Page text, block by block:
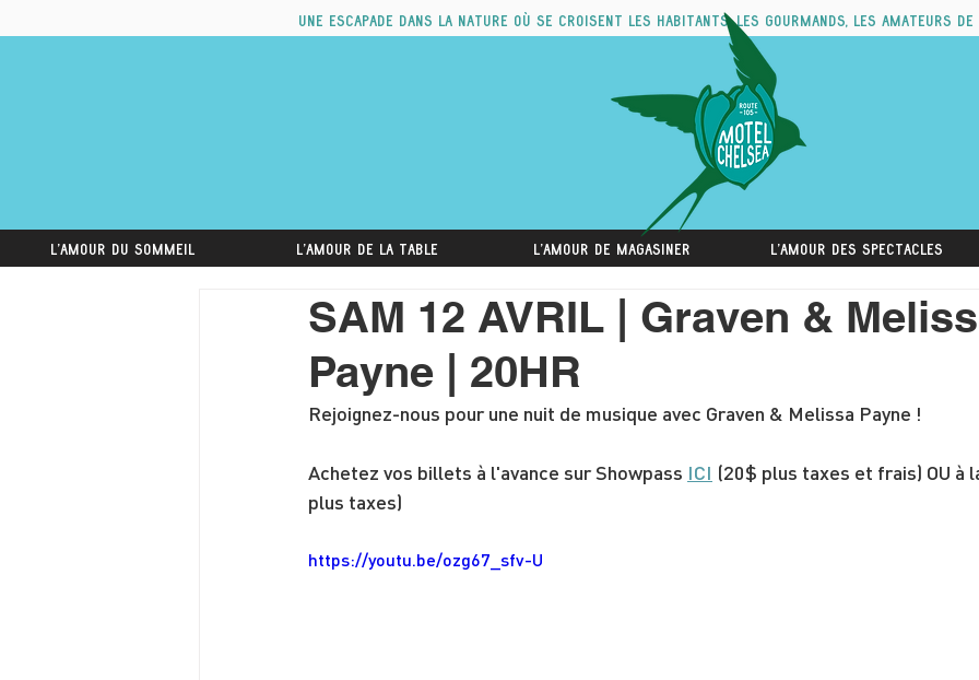
Une escapade dans la nature où se croisent les habitants, les gourmands, les amateurs
L'amour du sommeil L'amour de la table L'amour de magasiner L'amour des spectacles
SAM 12 AVRIL | Graven &
Payne | 20HR
Rejoignez-nous pour une nuit de musique avec Graven & Melissa Payne !
Achetez vos billets à l'avance sur Showpass ICI (20$ plus taxes et frais) OU à
plus taxes)
https://youtu.be/ozg67_sfv-U